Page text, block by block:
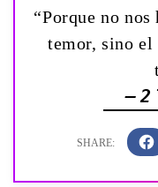
“Porque no
temor, sino el
—